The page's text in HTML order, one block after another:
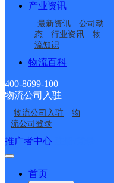
产业资讯
最新资讯
公司动
态
行业资讯
物
流知识
物流百科
400-8699-100
物流公司入驻
物流公司入驻
物
流公司登录
推广者中心
首页
潼关县秦东镇合
ID11767
潼关县城关街道
ID12227
潼关县桐峪镇合
ID11919
高桥邮政所
桐峪邮政支局
潼关县
接口API
API接口 DEMO下载